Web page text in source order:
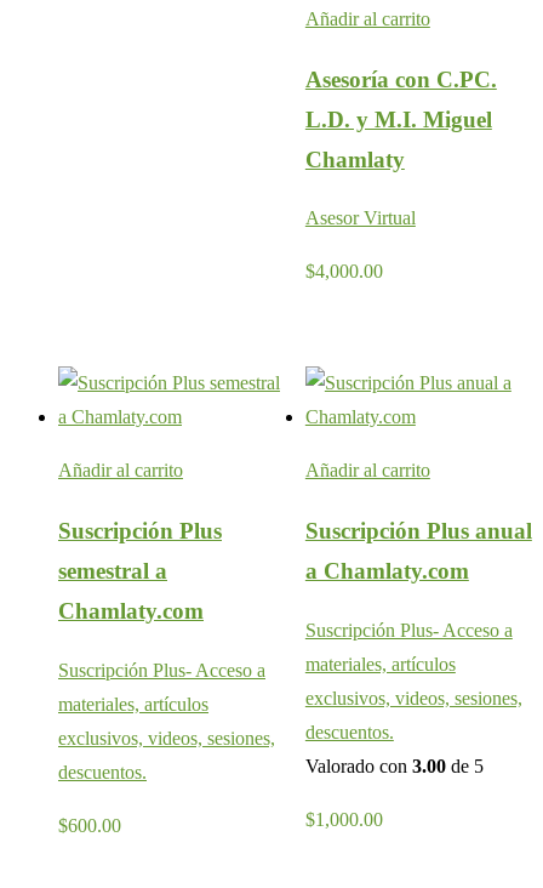
Añadir al carrito
Asesoría con C.PC.
L.D. y M.I. Miguel
Chamlaty
Asesor Virtual
$4,000.00
Añadir al carrito
Suscripción Plus
semestral a
Chamlaty.com
Suscripción Plus- Acceso a
materiales, artículos
exclusivos, videos, sesiones,
descuentos.
$600.00
Añadir al carrito
Suscripción Plus anual
a Chamlaty.com
Suscripción Plus- Acceso a
materiales, artículos
exclusivos, videos, sesiones,
descuentos.
Valorado con 3.00de 5
$1,000.00